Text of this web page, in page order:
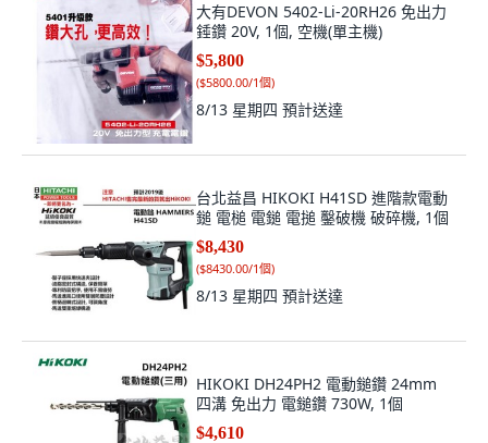
大有DEVON 5402-Li-20RH26 免出力
錘鑽 20V, 1個, 空機(單主機)
$5,800
($5800.00/1個)
8/13 星期四 預計送達
台北益昌 HIKOKI H41SD 進階款電動
鎚 電槌 電鎚 電搥 鑿破機 破碎機, 1個
$8,430
($8430.00/1個)
8/13 星期四 預計送達
HIKOKI DH24PH2 電動鎚鑽 24mm
四溝 免出力 電鎚鑽 730W, 1個
$4,610